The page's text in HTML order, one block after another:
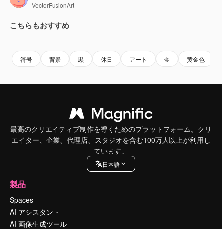
VectorFusionArt
こちらもおすすめ
符号 背景 黒 休日 アート 金 黄金色
最高のクリエイティブ制作を導くためのプラットフォーム。クリ
エイター、企業、代理店、スタジオを含む100万人以上が利用し
ています。
日本語
製品
Spaces
AI アシスタント
AI 画像生成ツール